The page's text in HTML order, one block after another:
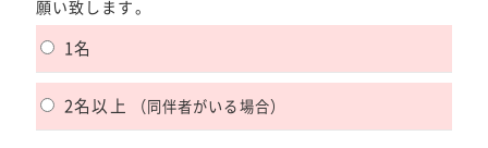
願い致します。
1名
2名以上 （同伴者がいる場合）